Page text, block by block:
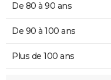
De 80 à 90 ans
De 90 à 100 ans
Plus de 100 ans